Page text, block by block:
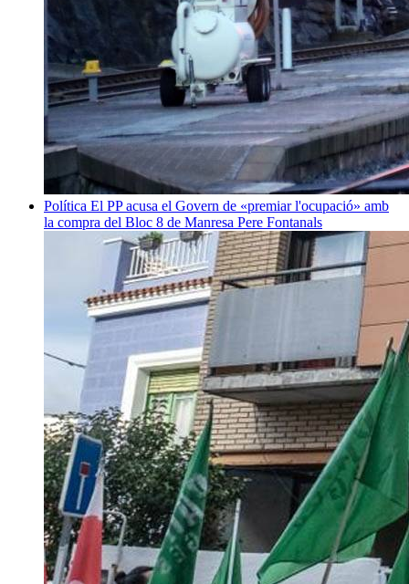
Política El PP acusa el Govern de «premiar l'ocupació» amb
la compra del Bloc 8 de Manresa Pere Fontanals